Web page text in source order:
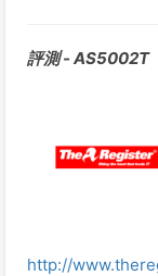
評測 - AS5002T
http://